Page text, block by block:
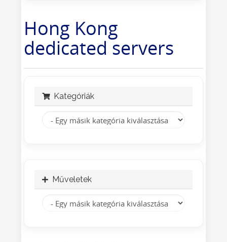
Hong Kong
dedicated servers
Kategóriák
Műveletek